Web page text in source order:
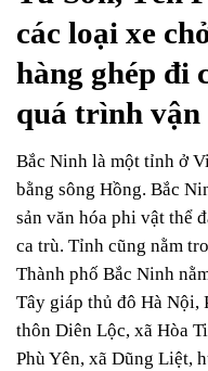
các loại xe
hàng ghép đi
quá trình vận
Bắc Ninh là một tỉnh ở
bằng sông Hồng. Bắc
sản văn hóa phi vật thể
ca trù. Tỉnh cũng nằm
Thành phố Bắc Ninh
Tây giáp thủ đô Hà Nội,
thôn Diên Lộc, xã Hòa
Phù Yên, xã Dũng Liệt,